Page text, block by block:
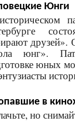
Юнги
друзей».
юнг».
юных
в
но